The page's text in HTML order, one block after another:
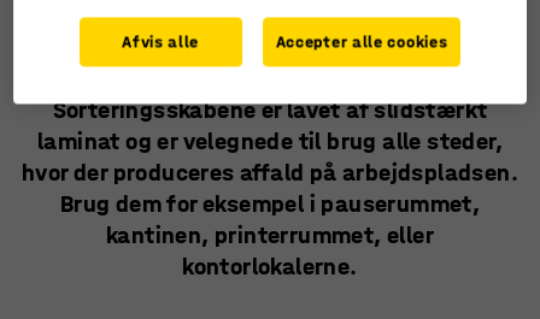
affaldssortering, med flere forskellige
muligheder, der let kan kombineres for at
Sorteringsskabene er lavet af slidstærkt
laminat og er velegnede til brug alle steder,
hvor der produceres affald på arbejdspladsen.
Brug dem for eksempel i pauserummet,
kantinen, printerrummet, eller
kontorlokalerne.
Afvis alle Accepter alle cookies